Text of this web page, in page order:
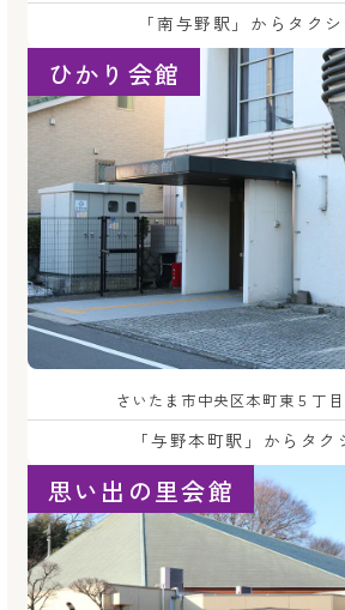
「南与野駅」からタク
ひかり会館
さいたま市中央区本町東５丁
「与野本町駅」からタク
思い出の里会館